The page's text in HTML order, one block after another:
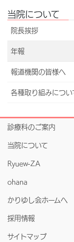
当院について
院長挨拶
年報
報道機関の皆様へ
各種取り組みについ
診療科のご案内
当院について
Ryuew-ZA
ohana
かりゆし会ホームへ
採用情報
サイトマップ